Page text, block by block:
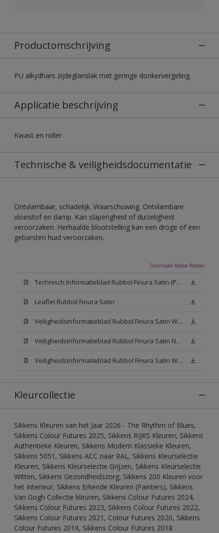
Productomschrijving
PU alkydhars zijdeglanslak met geringe donkervergeling.
Applicatie beschrijving
Kwast en roller
Technische & veiligheidsdocumentatie
Ontvlambaar, schadelijk. Waarschuwing. Ontvlambare
vloeistof en damp. Kan slaperigheid of duizeligheid
veroorzaken. Herhaalde blootstelling kan een droge of een
gebarsten huid veroorzaken.
Download Adobe Reader
Technisch Informatieblad Rubbol Finura Satin (PDF)
Leaflet Rubbol Finura Satin
Veiligheidsinformatieblad Rubbol Finura Satin W05 (MSDS)
Veiligheidsinformatieblad Rubbol Finura Satin N00 (MSDS)
Veiligheidsinformatieblad Rubbol Finura Satin White (MSDS)
Kleurcollectie
Sikkens Kleuren van het Jaar 2026 - The Rhythm of Blues,
Sikkens Colour Futures 2025, Sikkens RIJKS Kleuren, Sikkens
Authentieke Kleuren, Sikkens Modern Klassieke Kleuren,
Sikkens 5051, Sikkens ACC naar RAL, Sikkens Kleurselectie
Kleuren, Sikkens Kleurselectie Grijzen, Sikkens Kleurselectie
Witten, Sikkens Gezondheidszorg, Sikkens 200 Kleuren voor
het Interieur, Sikkens Erkende Kleuren (Painters), Sikkens
Van Gogh Collectie kleuren, Sikkens Colour Futures 2024,
Sikkens Colour Futures 2023, Sikkens Colour Futures 2022,
Sikkens Colour Futures 2021, Colour Futures 2020, Sikkens
Colour Futures 2019, Sikkens Colour Futures 2018